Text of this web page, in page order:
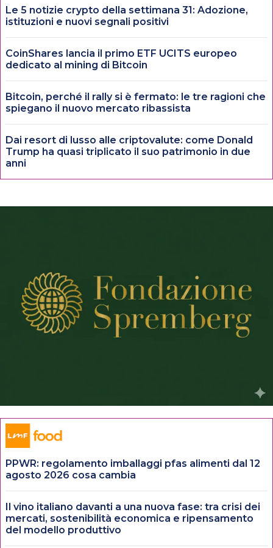
Le 5 notizie crypto della settimana 31: Adozione,
istituzioni e nuovi segnali positivi
CoinShares lancia il primo ETF UCITS europeo
dedicato al mining di Bitcoin
Bitcoin, perché il rally si è fermato: le tre ragioni che
spiegano il nuovo mercato ribassista
Dai resort di lusso alle criptovalute: come Donald
Trump ha quasi triplicato il suo patrimonio in due
anni
PPWR: regolamento imballaggi pfas alimenti dal 12
agosto 2026 cosa cambia
Il vino italiano davanti a una nuova fase: tra crisi dei
mercati, sostenibilità economica e ripensamento
del modello produttivo